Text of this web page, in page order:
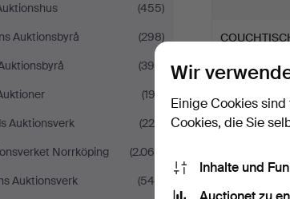
(455)
Auktionsbyrå
(298)
(395)
(192)
Auktionsverk
(224)
Norrköping
(2.065)
Auktionsverk
(546)
Beendet 9.
232 USD
Wir
Einige Cookies
Cookies, die Sie
Inhalte und